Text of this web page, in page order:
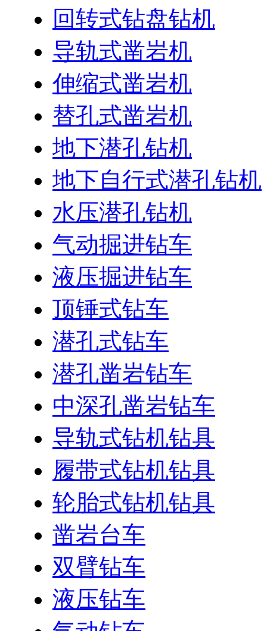
回转式钻盘钻机
导轨式凿岩机
伸缩式凿岩机
替孔式凿岩机
地下潜孔钻机
地下自行式潜孔钻机
水压潜孔钻机
气动掘进钻车
液压掘进钻车
顶锤式钻车
潜孔式钻车
潜孔凿岩钻车
中深孔凿岩钻车
导轨式钻机钻具
履带式钻机钻具
轮胎式钻机钻具
凿岩台车
双臂钻车
液压钻车